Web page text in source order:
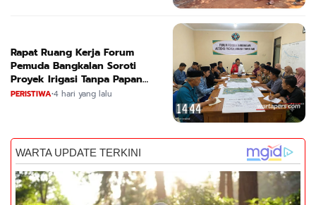
Rapat Ruang Kerja Forum
Pemuda Bangkalan Soroti
Proyek Irigasi Tanpa Papan
Nama
PERISTIWA•4 hari yang lalu